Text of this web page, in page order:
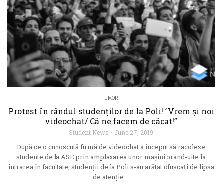
UMOR
Protest în rândul studenților de la Poli! ”Vrem și noi
videochat/ Că ne facem de căcat!”
Student News June 27, 2019
După ce o cunoscută firmă de videochat a început să racoleze
studente de la ASE prin amplasarea unor mașini brand-uite la
intrarea în facultate, studenții de la Poli s-au arătat ofuscați de lipsa
de atenție ...